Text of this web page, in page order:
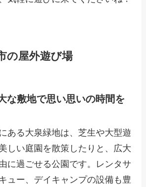
の屋外遊び場
な敷地で思い思いの時間を
ある大泉緑地は、芝生や大型遊
しい庭園を散策したりと、広大
に過ごせる公園です。レンタサ
ュー、デイキャンプの設備も豊